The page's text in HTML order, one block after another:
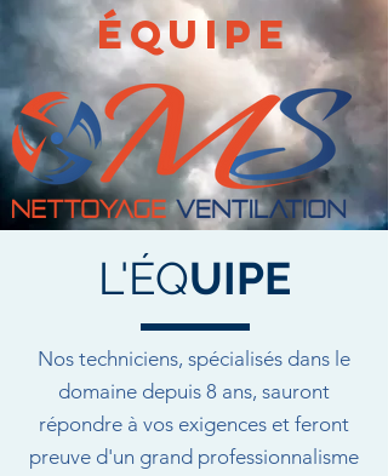
Équipe
L'ÉQUIPE
Nos techniciens, spécialisés dans le
domaine depuis 8 ans, sauront
répondre à vos exigences et feront
preuve d'un grand professionnalisme